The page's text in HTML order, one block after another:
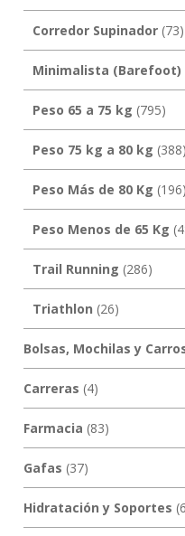
Corredor Supinador(73)
Minimalista (Barefoot)
Peso 65 a 75 kg (795)
Peso 75 kg a 80 kg (388)
Peso Más de 80 Kg (196)
Peso Menos de 65 Kg
Trail Running (286)
Triathlon (26)
Bolsas, Mochilas y
Carreras (4)
Farmacia (83)
Gafas (37)
Hidratación y Soportes